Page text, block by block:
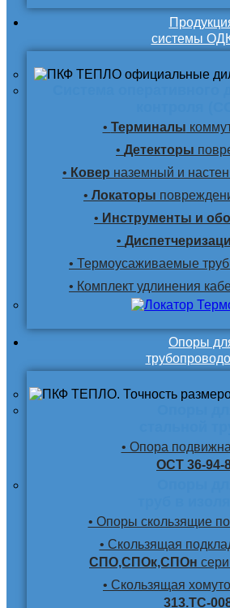
системы
• Терминалы
• Детекторы
• Ковер наземный и
• Локаторы
• Инструменты и
•
• Термоусаживаемые
• Комплект удлинения
Опоры
• Опора
ОСТ 36-94-
• Опоры скользящие по
• Скользящая
СПО,СПОк,СПОн
• Скользящая
313.ТС-